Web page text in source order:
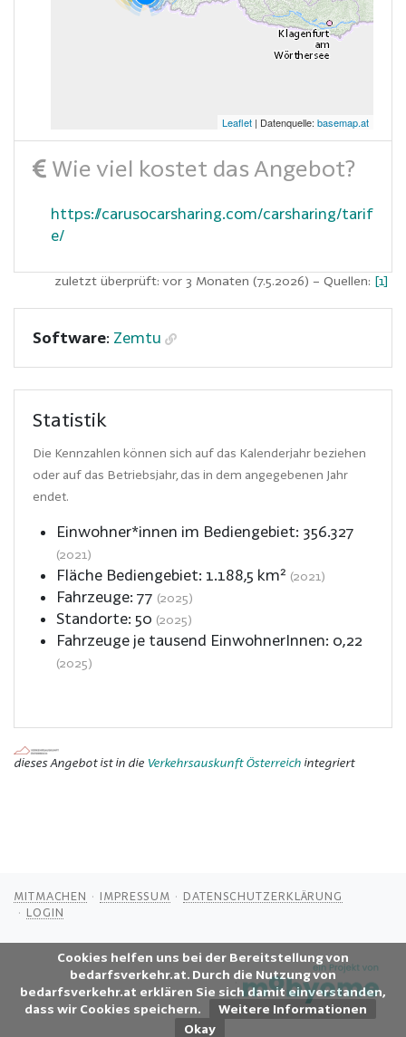
Cookies helfen uns bei der Bereitstellung von
bedarfsverkehr.at. Durch die Nutzung von
bedarfsverkehr.at erklären Sie sich damit einverstanden,
dass wir Cookies speichern.
Weitere Informationen
Leaflet | Datenquelle: basemap.at
Wie viel kostet das Angebot?
https://carusocarsharing.com/carsharing/tarif
e/
zuletzt überprüft: vor 3 Monaten (7.5.2026) – Quellen: [1]
Software: Zemtu
Statistik
Die Kennzahlen können sich auf das Kalenderjahr beziehen
oder auf das Betriebsjahr, das in dem angegebenen Jahr
endet.
Einwohner*innen im Bediengebiet: 356.327
(2021)
Fläche Bediengebiet: 1.188,5 km² (2021)
Fahrzeuge: 77 (2025)
Standorte: 50 (2025)
Fahrzeuge je tausend EinwohnerInnen: 0,22
(2025)
dieses Angebot ist in die Verkehrsauskunft Österreich integriert
MITMACHEN IMPRESSUM
DATENSCHUTZERKLÄRUNG
LOGIN